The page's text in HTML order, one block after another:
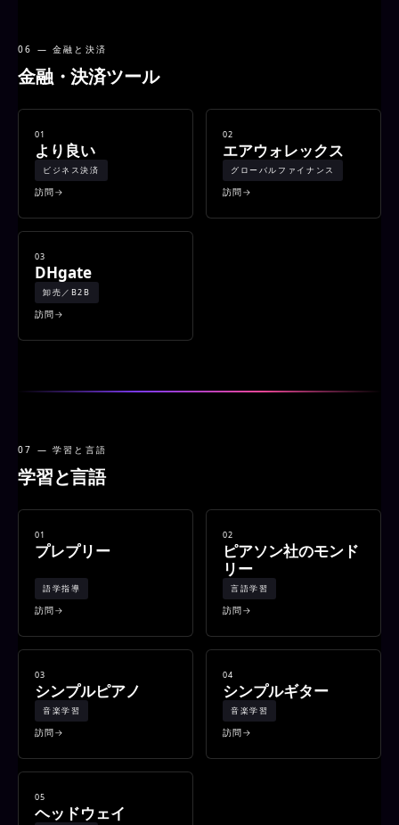
06 — 金融と決済
金融・決済ツール
01
より良い
ビジネス決済
訪問
02
エアウォレックス
グローバルファイナンス
訪問
03
DHgate
卸売／B2B
訪問
07 — 学習と言語
学習と言語
01
プレプリー
語学指導
訪問
02
ピアソン社のモンド
リー
言語学習
訪問
03
シンプルピアノ
音楽学習
訪問
04
シンプルギター
音楽学習
訪問
05
ヘッドウェイ